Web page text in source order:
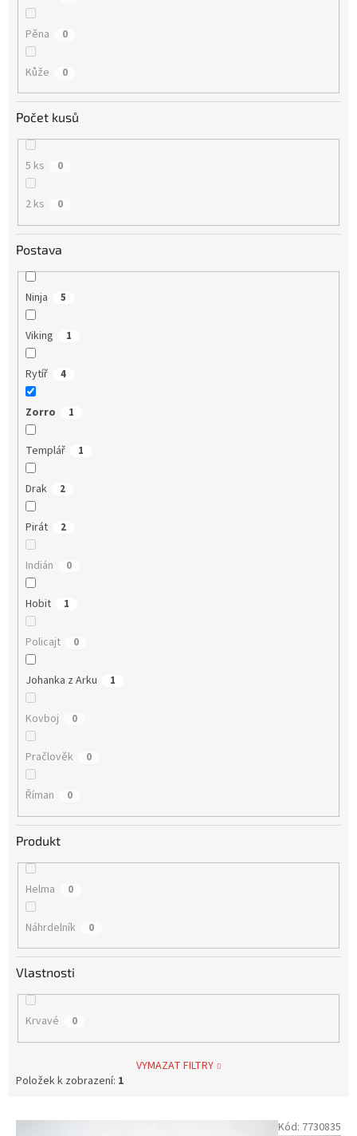
Pěna 0
Kůže 0
Počet kusů
5 ks 0
2 ks 0
Postava
Ninja 5
Viking 1
Rytíř 4
Zorro 1
Templář 1
Drak 2
Pirát 2
Indián 0
Hobit 1
Policajt 0
Johanka z Arku 1
Kovboj 0
Pračlověk 0
Říman 0
Produkt
Helma 0
Náhrdelník 0
Vlastnosti
Krvavé 0
VYMAZAT FILTRY
Položek k zobrazení: 1
V
Kód: 7730835